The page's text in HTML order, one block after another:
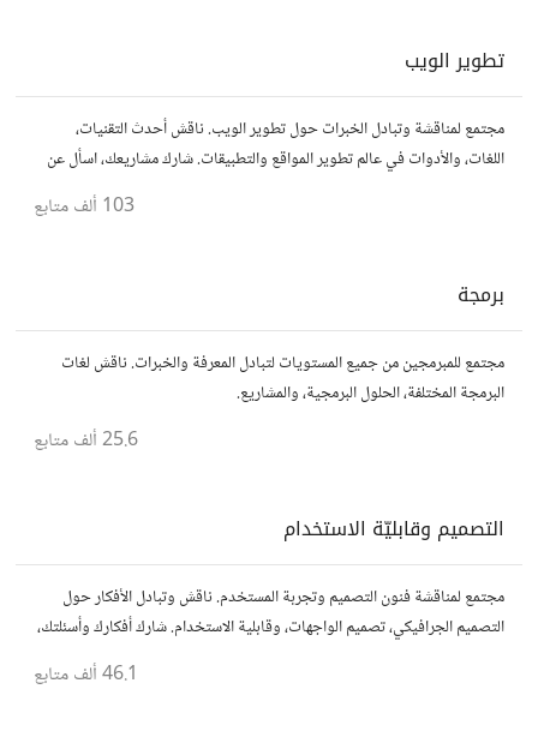
تطوير الويب
مجتمع لمناقشة وتبادل الخبرات حول تطوير الويب. ناقش أحدث التقنيات،
اللغات، والأدوات في عالم تطوير المواقع والتطبيقات. شارك مشاريعك، اسأل عن
103 ألف متابع
برمجة
مجتمع للمبرمجين من جميع المستويات لتبادل المعرفة والخبرات. ناقش لغات
البرمجة المختلفة، الحلول البرمجية، والمشاريع.
25.6 ألف متابع
التصميم وقابليّة الاستخدام
مجتمع لمناقشة فنون التصميم وتجربة المستخدم. ناقش وتبادل الأفكار حول
التصميم الجرافيكي، تصميم الواجهات، وقابلية الاستخدام. شارك أفكارك وأسئلتك،
وتواصل مع مصممين ومتخصصين في تحسين تجربة المستخدم.
46.1 ألف متابع